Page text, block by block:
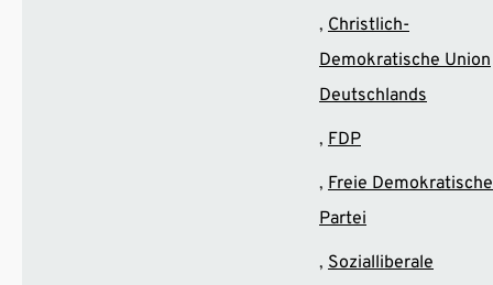
Christlich-
Demokratische Union
Deutschlands
FDP
Freie Demokratische
Partei
Sozialliberale